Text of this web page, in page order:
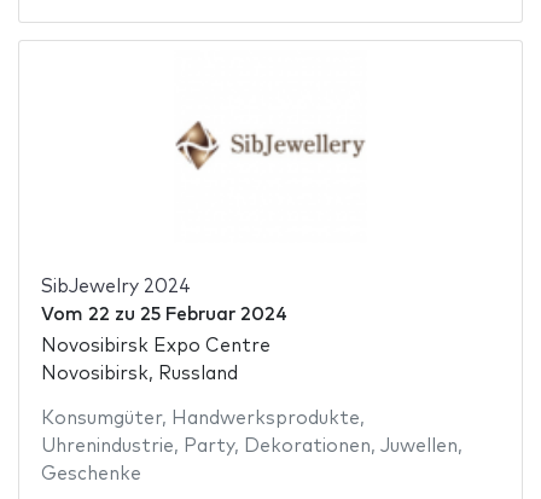
SibJewelry 2024
Vom 22 zu 25 Februar 2024
Novosibirsk Expo Centre
Novosibirsk, Russland
Konsumgüter, Handwerksprodukte,
Uhrenindustrie, Party, Dekorationen, Juwellen,
Geschenke